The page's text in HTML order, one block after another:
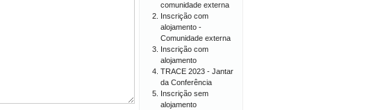
comunidade externa
Inscrição com
alojamento -
Comunidade externa
Inscrição com
alojamento
TRACE 2023 - Jantar
da Conferência
Inscrição sem
alojamento